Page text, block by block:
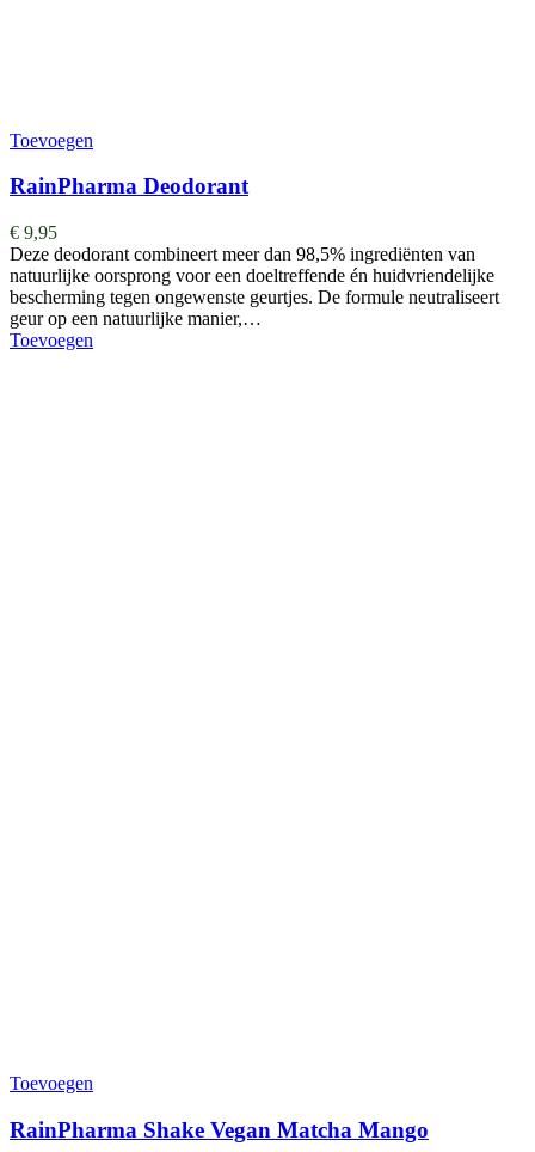
Toevoegen
RainPharma Deodorant
€ 9,95
Deze deodorant combineert meer dan 98,5% ingrediënten van
natuurlijke oorsprong voor een doeltreffende én huidvriendelijke
bescherming tegen ongewenste geurtjes. De formule neutraliseert
geur op een natuurlijke manier,…
Toevoegen
Toevoegen
RainPharma Shake Vegan Matcha Mango